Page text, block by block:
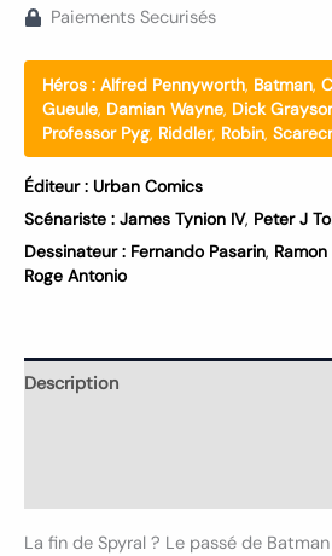
Paiements Securisés
Héros : Alfred Pennyworth, Batman,
Gueule, Damian Wayne, Dick
Professor Pyg, Riddler, Robin,
Éditeur : Urban Comics
Scénariste : James Tynion IV, Peter J
Dessinateur : Fernando Pasarin,
Roge Antonio
Description
La fin de Spyral ? Le passé de